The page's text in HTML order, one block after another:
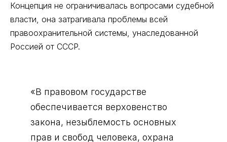
Концепция не ограничивалась вопросами судебной
власти, она затрагивала проблемы всей
правоохранительной системы, унаследованной
Россией от СССР.
«В правовом государстве
обеспечивается верховенство
закона, незыблемость основных
прав и свобод человека, охрана